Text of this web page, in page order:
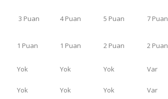
3 Puan 4 Puan 5 Puan 7 Puan
1 Puan 1 Puan 2 Puan 2 Puan
Yok Yok Yok Var
Yok Yok Yok Var